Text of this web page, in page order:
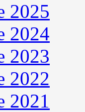
2025
2024
2023
2022
2021